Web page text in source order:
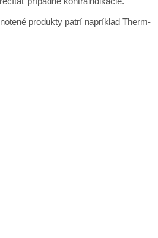
produkty patrí napríklad Therm-